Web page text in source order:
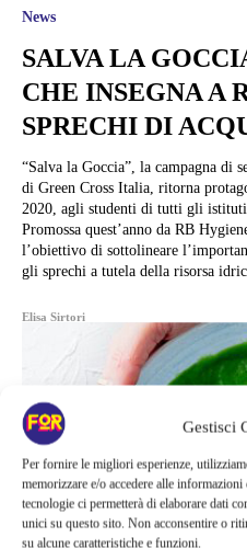
Gestisci
Per fornire le migliori esperienze,
memorizzare e/o accedere alle
tecnologie ci permetterà di elaborare dati
unici su questo sito. Non acconsentire o
su alcune caratteristiche e funzioni.
News
SALVA LA
CHE INSEGNA A
SPRECHI DI
“Salva la Goccia”, la campagna di
di Green Cross Italia, ritorna
2020, agli studenti di tutti gli
Promossa quest’anno da RB
l’obiettivo di sottolineare
gli sprechi a tutela della risorsa
Elisa Sirtori